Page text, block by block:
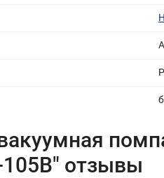
105B" отзывы